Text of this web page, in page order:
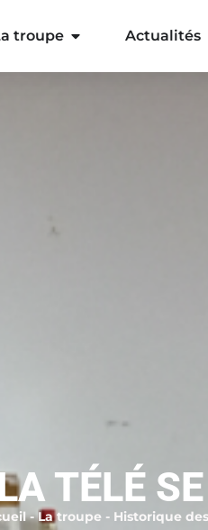
troupe Actualités
TÉLÉ
-La troupe - Historique